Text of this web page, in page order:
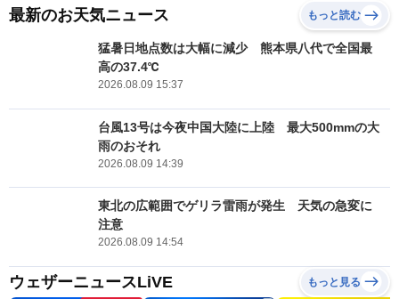
最新のお天気ニュース もっと読む
猛暑日地点数は大幅に減少 熊本県八代で全国最
高の37.4℃
2026.08.09 15:37
台風13号は今夜中国大陸に上陸 最大500mmの大
雨のおそれ
2026.08.09 14:39
東北の広範囲でゲリラ雷雨が発生 天気の急変に
注意
2026.08.09 14:54
ウェザーニュースLiVE もっと見る